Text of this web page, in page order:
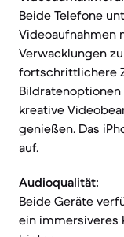
Beide Telefone
Videoaufnahmen
Verwacklungen
fortschrittlichere
kreative
genießen. Das
auf.
Audioqualität:
Beide Geräte
ein immersiveres